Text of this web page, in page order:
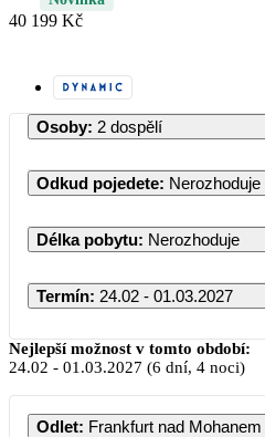
40 199 Kč
Osoby: 2 dospělí
Odkud pojedete: Nerozhoduje
Délka pobytu: Nerozhoduje
Termín: 24.02 - 01.03.2027
PO ÚT ST
Nejlepší možnost v tomto období:
24.02 - 01.03.2027 (6 dní, 4 noci)
Odlet: Frankfurt nad